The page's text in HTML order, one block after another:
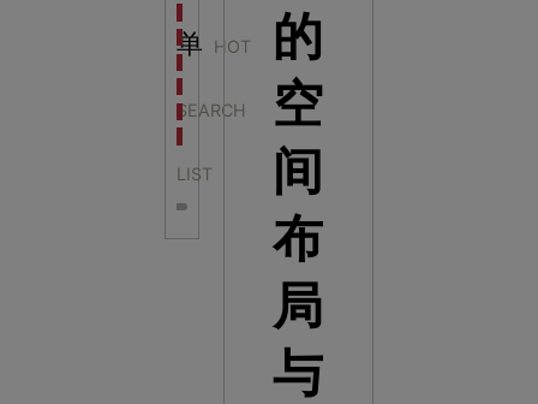
单 HOT
SEARCH
LIST
科学梦中标方城县科技馆展厅升级项目
科学梦中标濮阳县科技馆公共安全体验馆项目
科学梦集团中标广西大学海洋科教馆项目
科学梦集团中标淮师附小科技长廊展项目
科学梦集团中标洪泽湖治理保护展示馆项目
的
空
间
布
局
与